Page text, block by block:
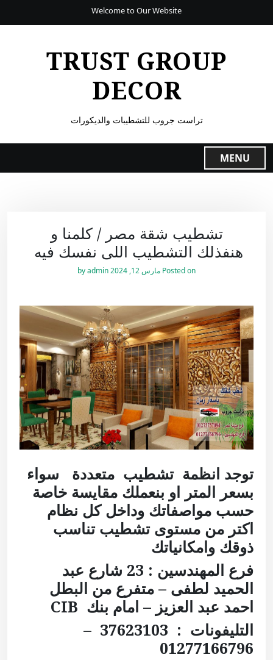
Welcome to Our Website
TRUST GROUP
DECOR
تراست جروب للتشطيبات والديكورات
MENU
تشطيب شقة مصر / كلمنا و
هنفذلك التشطيب اللى نفسك فيه
Posted on مارس 12, 2024 admin
توجد انظمة تشطيب متعددة سواء
بسعر المتر او بنعملك مقايسة خاصة
حسب مواصفاتك وداخل كل نظام
اكتر من مستوى تشطيب تناسب
ذوقك وامكانياتك
فرع المهندسين : 23 شارع عبد
الحميد لطفى – متفرع من البطل
احمد عبد العزيز – امام بنك CIB
التليفونات : 37623103 –
01277166796